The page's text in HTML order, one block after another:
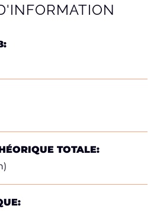
TOTALE: